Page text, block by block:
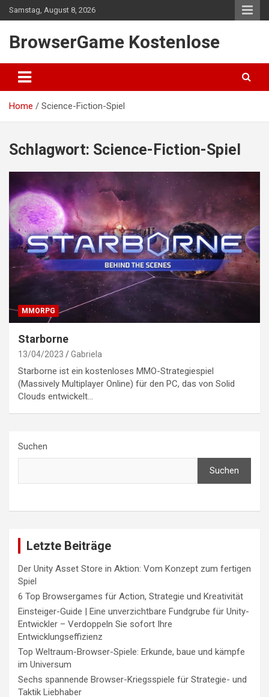
Skip
to
Samstag, August 8, 2026
BrowserGame Kostenlose
Home Science-Fiction-Spiel
Schlagwort: Science-Fiction-Spiel
MMORPG
Starborne
13/04/2023 Gabriela
Starborne ist ein kostenloses MMO-Strategiespiel
(Massively Multiplayer Online) für den PC, das von Solid
Clouds entwickelt…
Suchen
Suchen
Letzte Beiträge
Der Unity Asset Store in Aktion: Vom Konzept zum fertigen
Spiel
6 Top Browsergames für Action, Strategie und Kreativität
Einsteiger-Guide | Eine unverzichtbare Fundgrube für Unity-
Entwickler – Verdoppeln Sie sofort Ihre
Entwicklungseffizienz
Top Weltraum-Browser-Spiele: Erkunde, baue und kämpfe
im Universum
Sechs spannende Browser-Kriegsspiele für Strategie- und
Taktik Liebhaber